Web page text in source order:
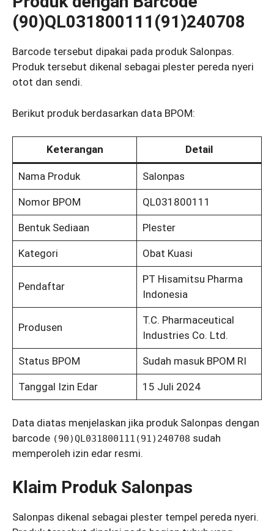
(90)QL031800111(91)240708
Barcode tersebut dipakai pada produk Salonpas.
Produk tersebut dikenal sebagai plester pereda nyeri
otot dan sendi.
Berikut produk berdasarkan data BPOM:
Keterangan Detail
Nama Produk Salonpas
Nomor BPOM QL031800111
Bentuk Sediaan Plester
Kategori Obat Kuasi
Pendaftar
PT Hisamitsu Pharma
Indonesia
Produsen
T.C. Pharmaceutical
Industries Co. Ltd.
Status BPOM Sudah masuk BPOM RI
Tanggal Izin Edar 15 Juli 2024
Data diatas menjelaskan jika produk Salonpas dengan
barcode (90)QL031800111(91)240708 sudah
memperoleh izin edar resmi.
Klaim Produk Salonpas
Salonpas dikenal sebagai plester tempel pereda nyeri.